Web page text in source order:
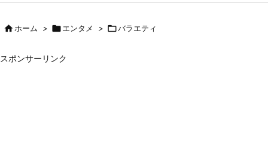
ホーム > エンタメ > バラエティ
スポンサーリンク